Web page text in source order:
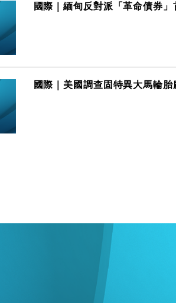
國際｜緬甸反對派「革命債券
國際｜美國調查固特異大馬輪胎